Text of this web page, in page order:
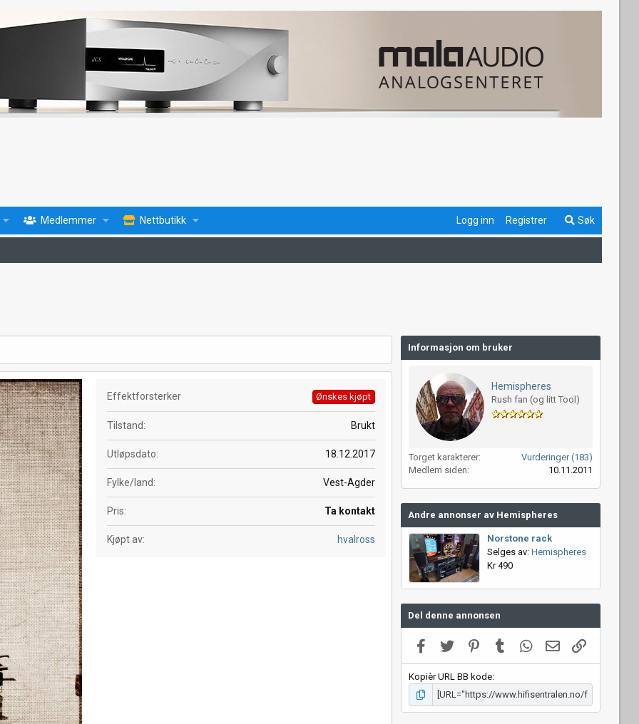
Medlemmer Nettbutikk Logg inn Registrer Søk
Effektforsterker Ønskes kjøpt
Tilstand Brukt
Utløpsdato 18.12.2017
Fylke/land Vest-Agder
Pris Ta kontakt
Kjøpt av hvalross
Informasjon om bruker
Hemispheres
Rush fan (og litt Tool)
Torget karakterer
Vurderinger (183)
Medlem siden
10.11.2011
Andre annonser av Hemispheres
Norstone rack
Selges av: Hemispheres
Kr 490
Del denne annonsen
Facebook
Twitter PinterestTumblrWhatsApp
E-postLink
Kopièr URL BB kode